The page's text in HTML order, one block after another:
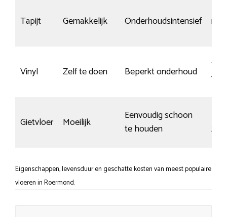
Tapijt Gemakkelijk Onderhoudsintensief
Vinyl Zelf te doen Beperkt onderhoud
Gietvloer Moeilijk
Eenvoudig schoon
te houden
Eigenschappen, levensduur en geschatte kosten van meest populaire
vloeren in Roermond.